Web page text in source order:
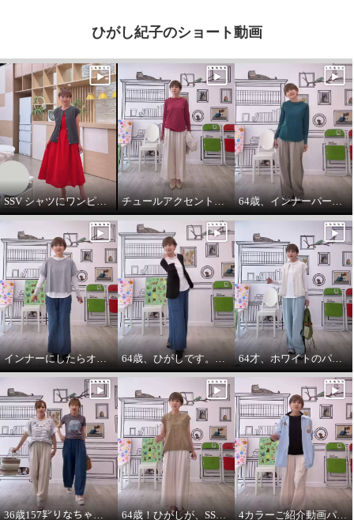
ひがし紀子のショート動画
SSV シャツにワンピースをコーデしてみました。 チュールアクセントパーカー64歳カジュアル大好きが推し！ 64歳、インナーパーカーは必需品です。
インナーにしたらオールシーズンいけます。インナーパーカー❤️ 64歳、ひがしです。わたしの時代は、やっぱりジャケットにパーカーを出す‼️ 64才、ホワイトのパーカーインナーはスタイリングに万能です。
36歳157㌢りなちゃんは60㌢丈、64歳163㌢のひがしは65㌢丈を履く 64歳！ひがしが、SSVのベスト最高！推し‼️コーデ 4カラーご紹介動画パーカー付きのインナーは、凄い使えます。